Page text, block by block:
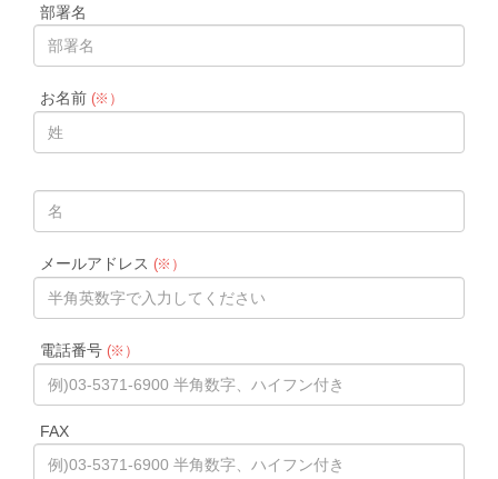
部署名
お名前(※）
メールアドレス (※）
電話番号(※）
FAX